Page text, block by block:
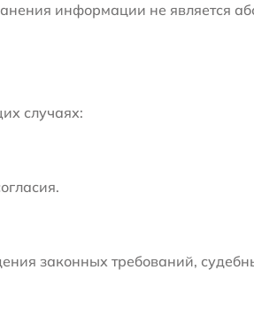
информации не является
случаях:
законных требований,